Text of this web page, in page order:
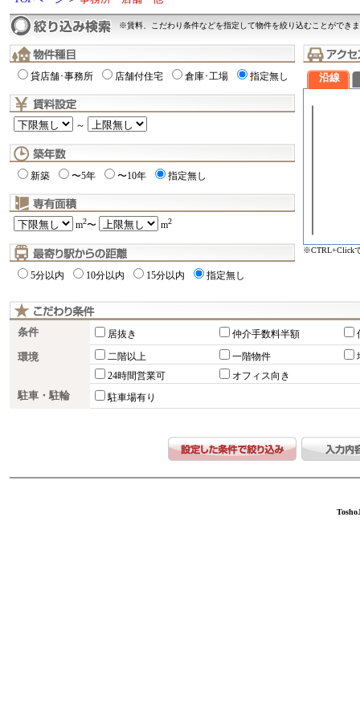
※賃料、こだわり条件などを指定して物件を絞り込むことができ
貸店舗･事務所 店舗付住宅 倉庫･工場 指定無し
～
新築 〜5年 〜10年 指定無し
m2〜 m2
5分以内 10分以内 15分以内 指定無し
沿線
※CTRL+Click
条件 居抜き 仲介手数料半額
環境 二階以上 一階物件
24時間営業可
オフィス向き
駐車・駐輪 駐車場有り